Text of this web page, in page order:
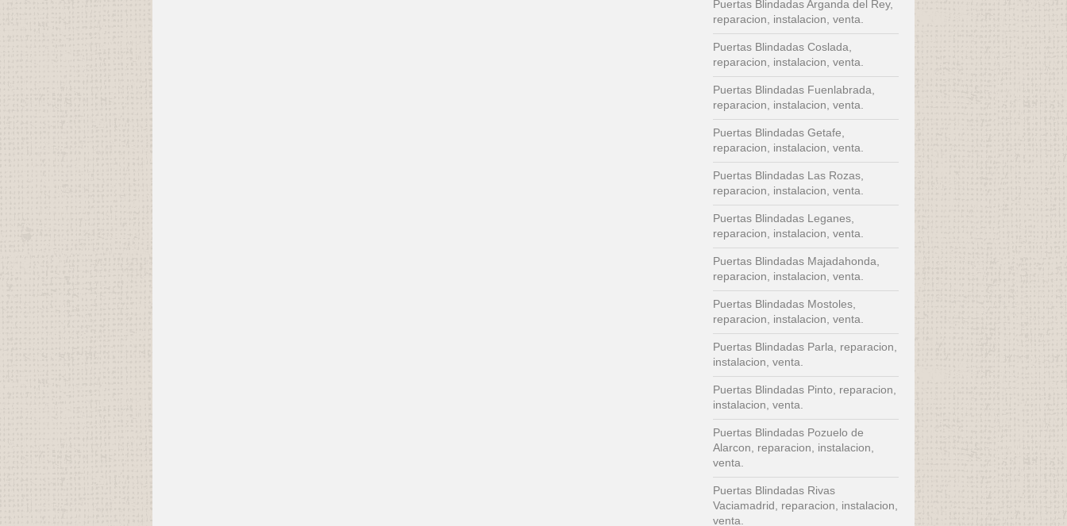
Puertas Blindadas Arganda del Rey,
reparacion, instalacion, venta.
Puertas Blindadas Coslada,
reparacion, instalacion, venta.
Puertas Blindadas Fuenlabrada,
reparacion, instalacion, venta.
Puertas Blindadas Getafe,
reparacion, instalacion, venta.
Puertas Blindadas Las Rozas,
reparacion, instalacion, venta.
Puertas Blindadas Leganes,
reparacion, instalacion, venta.
Puertas Blindadas Majadahonda,
reparacion, instalacion, venta.
Puertas Blindadas Mostoles,
reparacion, instalacion, venta.
Puertas Blindadas Parla, reparacion,
instalacion, venta.
Puertas Blindadas Pinto, reparacion,
instalacion, venta.
Puertas Blindadas Pozuelo de
Alarcon, reparacion, instalacion,
venta.
Puertas Blindadas Rivas
Vaciamadrid, reparacion, instalacion,
venta.